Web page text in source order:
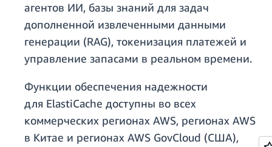
агентов ИИ, базы знаний для задач
дополненной извлеченными данными
генерации (RAG), токенизация платежей и
управление запасами в реальном времени.
Функции обеспечения надежности
для ElastiCache доступны во всех
коммерческих регионах AWS, регионах AWS
в Китае и регионах AWS GovCloud (США),